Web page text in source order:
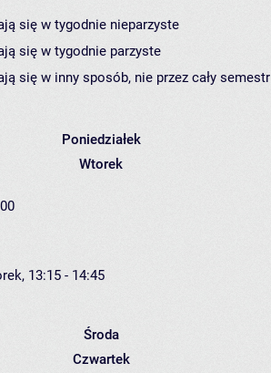
się w tygodnie nieparzyste
się w tygodnie parzyste
się w inny sposób, nie przez cały semestr
Poniedziałek
Wtorek
13:15 - 14:45
Środa
Czwartek